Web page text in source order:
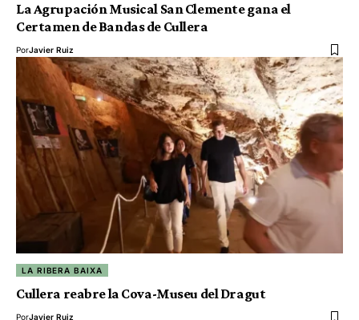
La Agrupación Musical San Clemente gana el
Certamen de Bandas de Cullera
PorJavier Ruiz
LA RIBERA BAIXA
Cullera reabre la Cova-Museu del Dragut
PorJavier Ruiz